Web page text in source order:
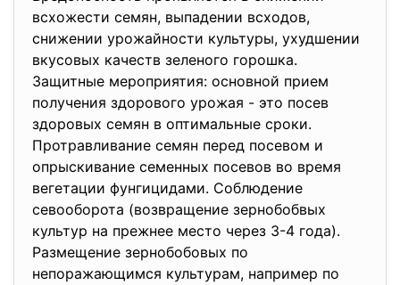
всхожести семян, выпадении всходов,
снижении урожайности культуры, ухудшении
вкусовых качеств зеленого горошка.
Защитные мероприятия: основной прием
получения здорового урожая - это посев
здоровых семян в оптимальные сроки.
Протравливание семян перед посевом и
опрыскивание семенных посевов во время
вегетации фунгицидами. Соблюдение
севооборота (возвращение зернобобвых
культур на прежнее место через 3-4 года).
Размещение зернобобовых по
непоражающимся культурам, например по